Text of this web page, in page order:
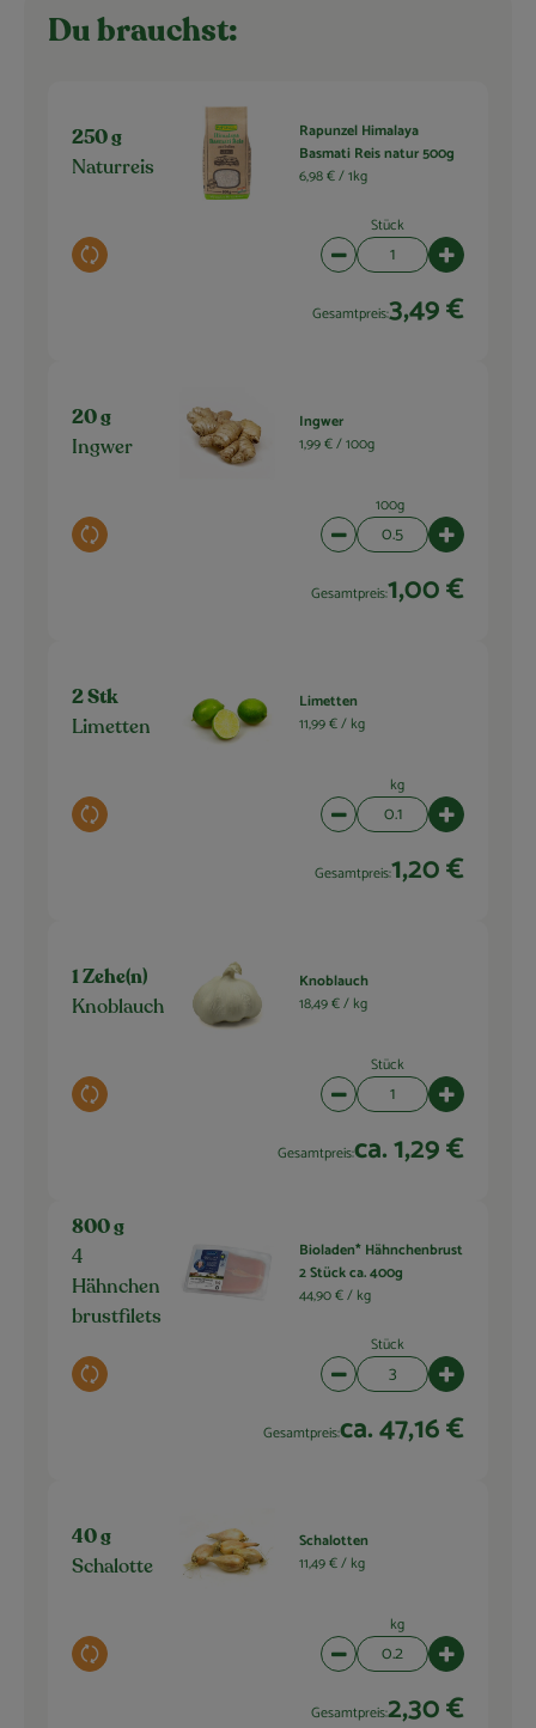
Du brauchst:
250 g
Naturreis
Auswahl ändern
Rapunzel Himalaya
Basmati Reis natur 500g
6,98 € /1kg
Stück
Artikelanzahl verringern
Gesamtpreis:3,49 €
20 g
Ingwer
Auswahl ändern
Ingwer
1,99 € /100g
100g
Artikelanzahl verringern
Gesamtpreis:1,00 €
2 Stk
Limetten
Auswahl ändern
Limetten
11,99 € / kg
kg
Artikelanzahl verringern
Gesamtpreis:1,20 €
1 Zehe(n)
Knoblauch
Auswahl ändern
Knoblauch
18,49 € / kg
Stück
Artikelanzahl verringern
Gesamtpreis:ca. 1,29 €
800 g
4
Hähnchen
brustfilets
Auswahl ändern
Bioladen* Hähnchenbrust
2 Stück ca. 400g
44,90 € / kg
Stück
Artikelanzahl verringern
Gesamtpreis:ca. 47,16 €
40 g
Schalotte
Auswahl ändern
Schalotten
11,49 € / kg
kg
Artikelanzahl verringern
Gesamtpreis:2,30 €